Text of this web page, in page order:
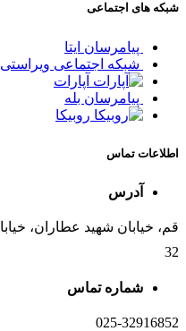
شبکه های اجتماعی
پیامرسان ایتا
شبکه اجتماعی ویراستی
آپارات
پیامرسان بله
روبیکا
اطلاعات تماس
آدرس
32
شماره تماس
025-32916852